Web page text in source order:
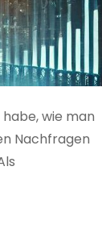
wie man
Nachfragen